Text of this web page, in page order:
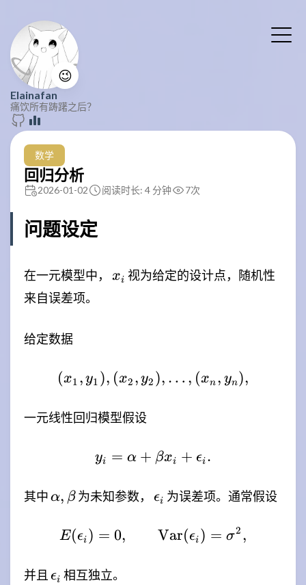
😉
Elainafan
痛饮所有踌躇之后？
数学
回归分析
2026-01-02 阅读时长: 4 分钟 7次
问题设定
在一元模型中， x_i
xi 视为给定的设计点，随机性
来自误差项。
给定数据
(x1 , y1 ), (x2 , y2 ), … , (xn , yn),
一元线性回归模型假设
y_i=\alpha+\beta
yi = α + βxi + ϵi .
其中\alpha,\beta
α, β为未知参数， \epsilon_i
ϵi 为误差项。通常假设
E(ϵi ) = 0, Var(ϵi ) = σ2 ,
并且 \epsilon_i
ϵi 相互独立。